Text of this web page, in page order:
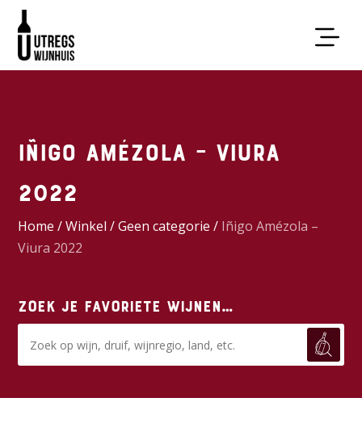
Iñigo Amézola – Viura
2022
Home /Winkel /Geen categorie / Iñigo Amézola –
Viura 2022
Zoek je favoriete wijnen…